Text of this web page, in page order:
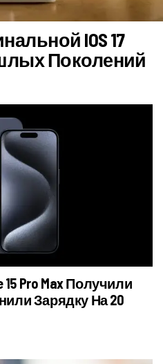
IOS 17
Поколений
15 Pro Max Получили
Зарядку На 20